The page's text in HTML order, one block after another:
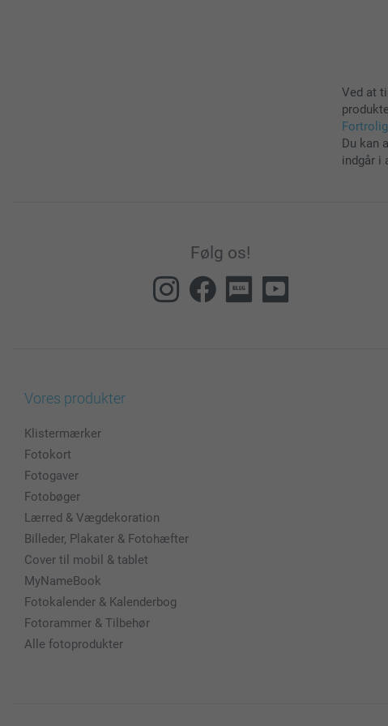
Ved at
Du kan
indgår i
Følg os!
Vores produkter
Klistermærker
Fotokort
Fotogaver
Fotobøger
Lærred & Vægdekoration
Billeder, Plakater & Fotohæfter
Cover til mobil & tablet
MyNameBook
Fotokalender & Kalenderbog
Fotorammer & Tilbehør
Alle fotoprodukter